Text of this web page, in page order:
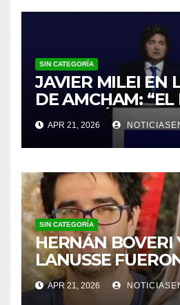
SIN CATEGORÍA
JAVIER MILEI EN
DE AMCHAM:
INFLACIÓN NO
APR 21, 2026
SIN CATEGORÍA
HERNÁN BOVERI
LANUSSE
INHABILITADOS
EJERCER COMO
APR 21, 2026